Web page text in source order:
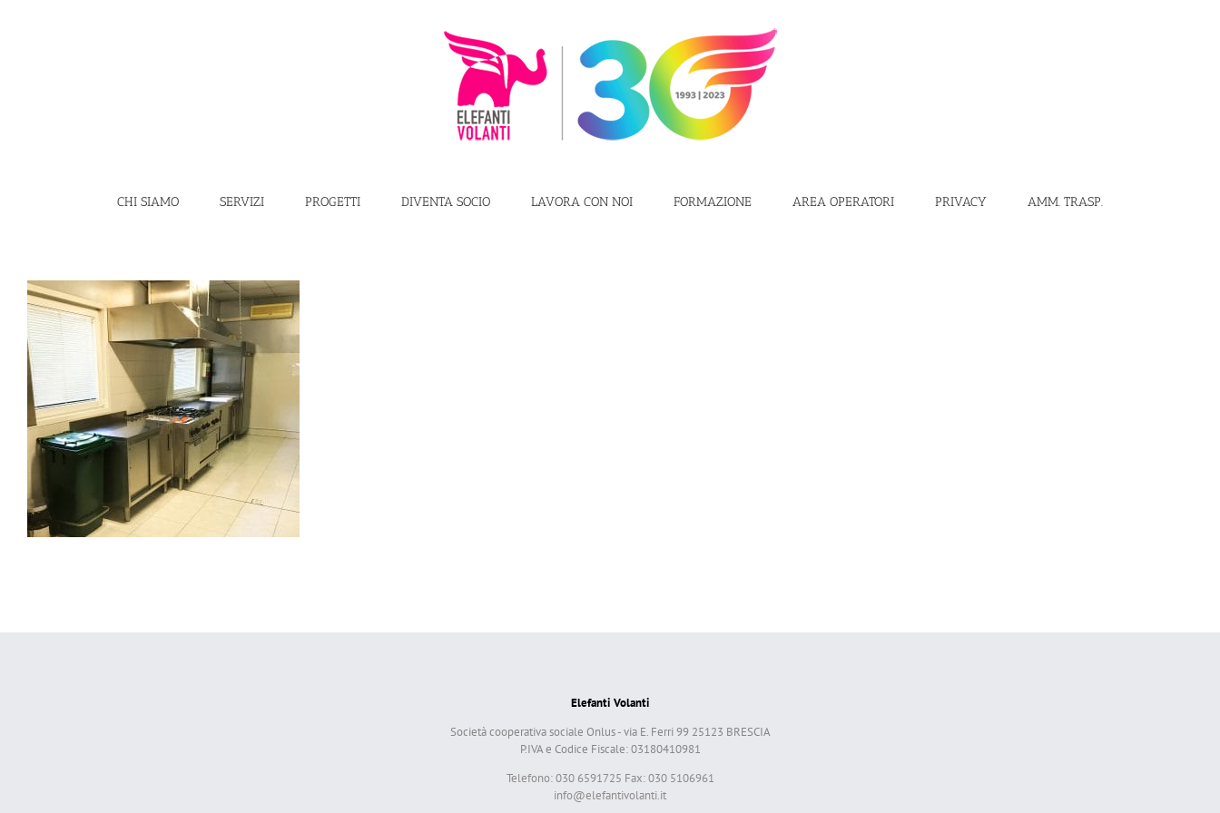
CHI SIAMO SERVIZI PROGETTI DIVENTA SOCIO LAVORA CON NOI FORMAZIONE AREA OPERATORI PRIVACY AMM. TRASP.
Elefanti Volanti
Società cooperativa sociale Onlus - via E. Ferri 99 25123 BRESCIA
P.IVA e Codice Fiscale: 03180410981
Telefono: 030 6591725 Fax: 030 5106961
info@elefantivolanti.it